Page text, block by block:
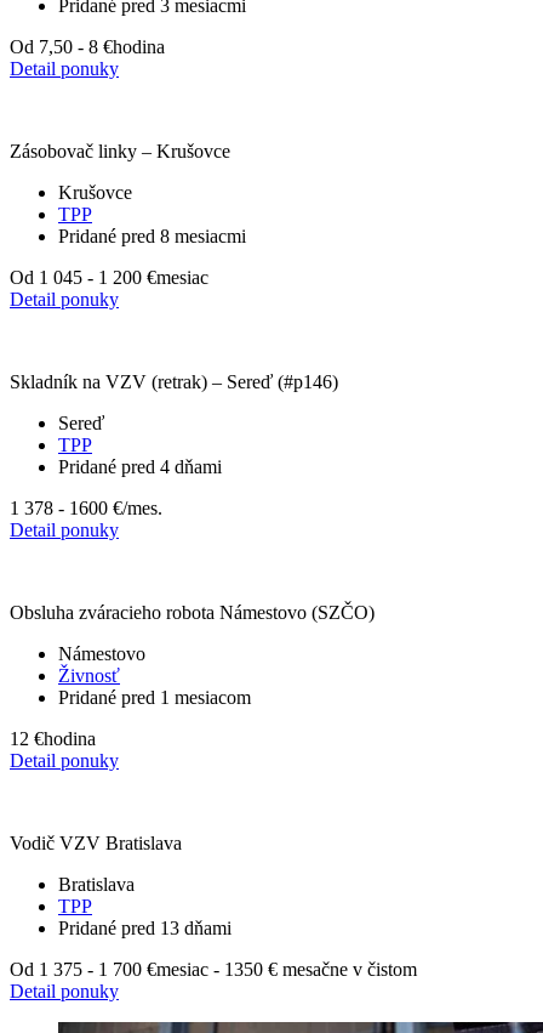
Pridané pred 3 mesiacmi
Od 7,50 - 8 €hodina
Detail ponuky
Zásobovač linky – Krušovce
Krušovce
TPP
Pridané pred 8 mesiacmi
Od 1 045 - 1 200 €mesiac
Detail ponuky
Skladník na VZV (retrak) – Sereď (#p146)
Sereď
TPP
Pridané pred 4 dňami
1 378 - 1600 €/mes.
Detail ponuky
Obsluha zváracieho robota Námestovo (SZČO)
Námestovo
Živnosť
Pridané pred 1 mesiacom
12 €hodina
Detail ponuky
Vodič VZV Bratislava
Bratislava
TPP
Pridané pred 13 dňami
Od 1 375 - 1 700 €mesiac - 1350 € mesačne v čistom
Detail ponuky